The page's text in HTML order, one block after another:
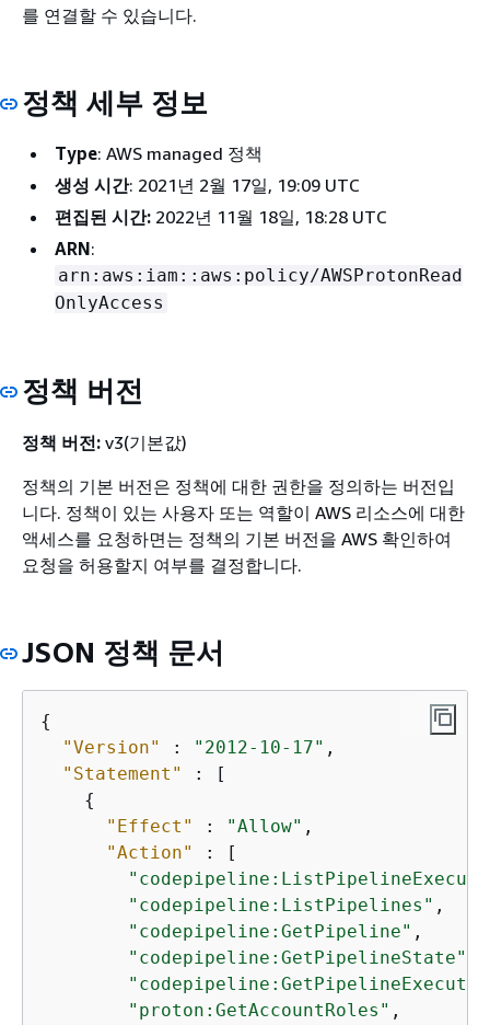
를 연결할 수 있습니다.
정책 세부 정보
Type: AWS managed 정책
생성 시간: 2021년 2월 17일, 19:09 UTC
편집된 시간: 2022년 11월 18일, 18:28 UTC
ARN:
arn:aws:iam::aws:policy/AWSProtonRead
OnlyAccess
정책 버전
정책 버전: v3(기본값)
정책의 기본 버전은 정책에 대한 권한을 정의하는 버전입
니다. 정책이 있는 사용자 또는 역할이 AWS 리소스에 대한
액세스를 요청하면는 정책의 기본 버전을 AWS 확인하여
요청을 허용할지 여부를 결정합니다.
JSON 정책 문서
{
"Version"
: "2012-10-17" ,
"Statement"
: [
{
"Effect"
: "Allow" ,
"Action"
: [
"codepipeline:ListPipelines" ,
"codepipeline:GetPipeline" ,
"codepipeline:GetPipelineState"
"proton:GetAccountRoles" ,